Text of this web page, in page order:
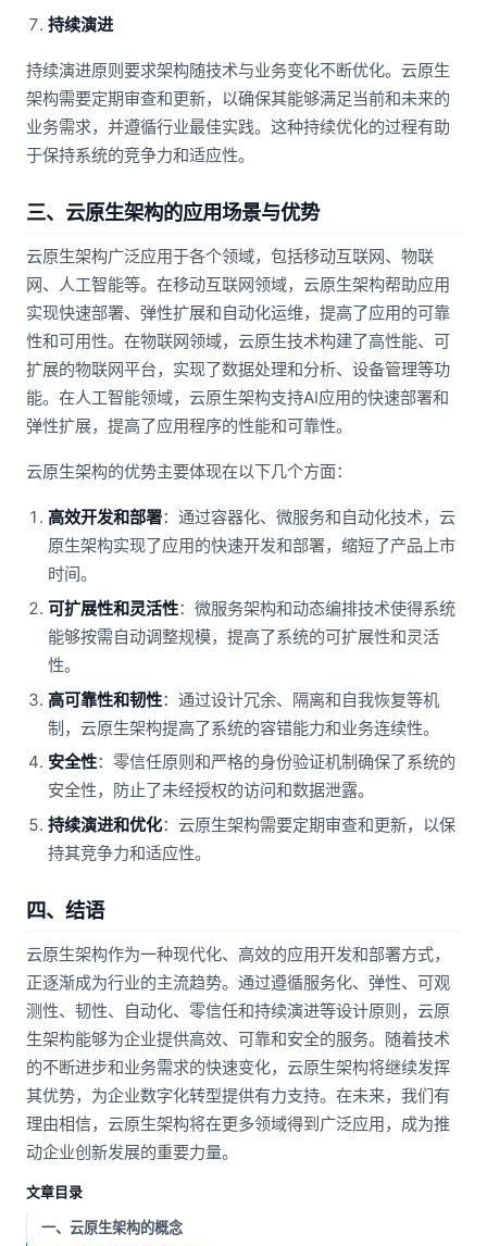
持续演进
持续演进原则要求架构随技术与业务变化不断优化。云原生
架构需要定期审查和更新，以确保其能够满足当前和未来的
业务需求，并遵循行业最佳实践。这种持续优化的过程有助
于保持系统的竞争力和适应性。
三、云原生架构的应用场景与优势
云原生架构广泛应用于各个领域，包括移动互联网、物联
网、人工智能等。在移动互联网领域，云原生架构帮助应用
实现快速部署、弹性扩展和自动化运维，提高了应用的可靠
性和可用性。在物联网领域，云原生技术构建了高性能、可
扩展的物联网平台，实现了数据处理和分析、设备管理等功
能。在人工智能领域，云原生架构支持AI应用的快速部署和
弹性扩展，提高了应用程序的性能和可靠性。
云原生架构的优势主要体现在以下几个方面：
高效开发和部署：通过容器化、微服务和自动化技术，云
原生架构实现了应用的快速开发和部署，缩短了产品上市
时间。
可扩展性和灵活性：微服务架构和动态编排技术使得系统
能够按需自动调整规模，提高了系统的可扩展性和灵活
性。
高可靠性和韧性：通过设计冗余、隔离和自我恢复等机
制，云原生架构提高了系统的容错能力和业务连续性。
安全性：零信任原则和严格的身份验证机制确保了系统的
安全性，防止了未经授权的访问和数据泄露。
持续演进和优化：云原生架构需要定期审查和更新，以保
持其竞争力和适应性。
四、结语
云原生架构作为一种现代化、高效的应用开发和部署方式，
正逐渐成为行业的主流趋势。通过遵循服务化、弹性、可观
测性、韧性、自动化、零信任和持续演进等设计原则，云原
生架构能够为企业提供高效、可靠和安全的服务。随着技术
的不断进步和业务需求的快速变化，云原生架构将继续发挥
其优势，为企业数字化转型提供有力支持。在未来，我们有
理由相信，云原生架构将在更多领域得到广泛应用，成为推
动企业创新发展的重要力量。
文章目录
一、云原生架构的概念